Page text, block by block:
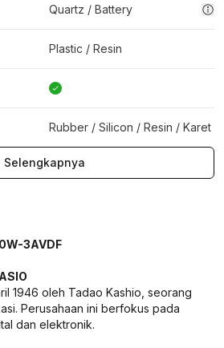
Quartz / Battery
Plastic / Resin
Rubber / Silicon / Resin / Karet
Selengkapnya
3AVDF
1946 oleh Tadao Kashio, seorang
Perusahaan ini berfokus pada
dan elektronik.